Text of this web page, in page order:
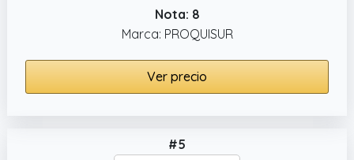
Nota: 8
Marca: PROQUISUR
Ver precio
#5